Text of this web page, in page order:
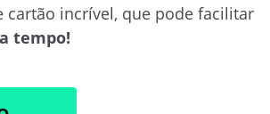
cartão incrível, que pode facilitar
tempo!